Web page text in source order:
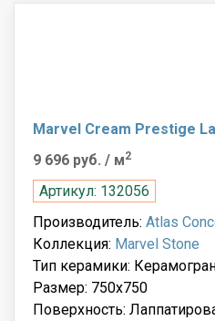
Marvel Cream Prestige
9 696 руб. / м2
Артикул: 132056
Производитель: Atlas
Коллекция: Marvel Stone
Тип керамики:
Размер: 750x750
Поверхность: